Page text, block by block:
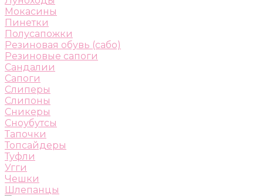
Мокасины
Пинетки
Полусапожки
Резиновая обувь (сабо)
Резиновые сапоги
Сандалии
Сапоги
Слиперы
Слипоны
Сникеры
Сноубутсы
Тапочки
Топсайдеры
Туфли
Угги
Чешки
Шлепанцы